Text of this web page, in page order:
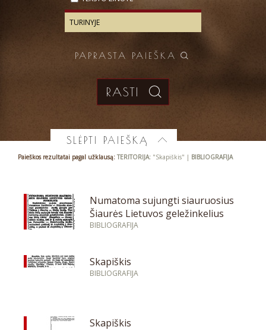
PAPRASTA PAIEŠKA
SLĖPTI PAIEŠKĄ
Paieškos rezultatai pagal užklausą: TERITORIJA: "Skapiškis" | BIBLIOGRAFIJA
Numatoma sujungti siauruosius
Šiaurės Lietuvos geležinkelius
BIBLIOGRAFIJA
Skapiškis
BIBLIOGRAFIJA
Skapiškis